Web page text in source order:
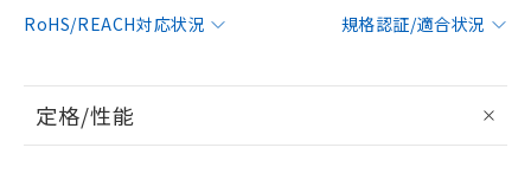
RoHS/REACH対応状況
規格認証/適合状況
定格/性能